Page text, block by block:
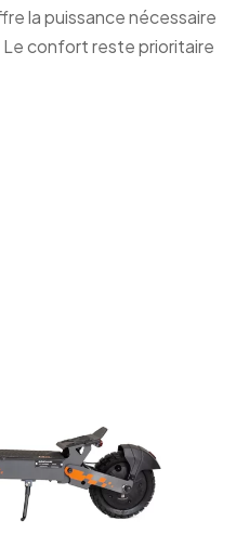
la puissance nécessaire
confort reste prioritaire